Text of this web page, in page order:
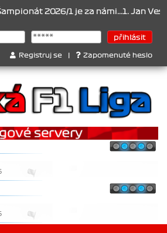
2026/1 je za námi...1. Jan
Registruj se Zapomenuté heslo